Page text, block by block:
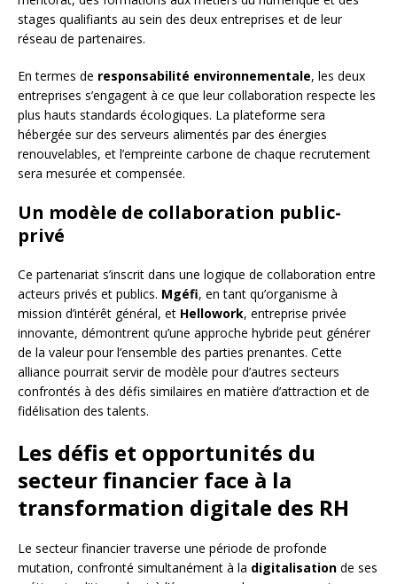
stages qualifiants au sein des deux entreprises et de leur
réseau de partenaires.
En termes de responsabilité environnementale, les deux
entreprises s’engagent à ce que leur collaboration respecte les
plus hauts standards écologiques. La plateforme sera
hébergée sur des serveurs alimentés par des énergies
renouvelables, et l’empreinte carbone de chaque recrutement
sera mesurée et compensée.
Un modèle de collaboration public-
privé
Ce partenariat s’inscrit dans une logique de collaboration entre
acteurs privés et publics. Mgéfi, en tant qu’organisme à
mission d’intérêt général, et Hellowork, entreprise privée
innovante, démontrent qu’une approche hybride peut générer
de la valeur pour l’ensemble des parties prenantes. Cette
alliance pourrait servir de modèle pour d’autres secteurs
confrontés à des défis similaires en matière d’attraction et de
fidélisation des talents.
Les défis et opportunités du
secteur financier face à la
transformation digitale des RH
Le secteur financier traverse une période de profonde
mutation, confronté simultanément à la digitalisation de ses